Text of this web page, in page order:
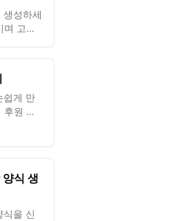
성하세
고객
쉽게 만
원 기
식 생
식을 신